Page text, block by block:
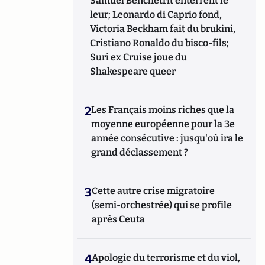
leur; Leonardo di Caprio fond,
Victoria Beckham fait du brukini,
Cristiano Ronaldo du bisco-fils;
Suri ex Cruise joue du
Shakespeare queer
2Les Français moins riches que la
moyenne européenne pour la 3e
année consécutive : jusqu'où ira le
grand déclassement ?
3Cette autre crise migratoire
(semi-orchestrée) qui se profile
après Ceuta
4Apologie du terrorisme et du viol,